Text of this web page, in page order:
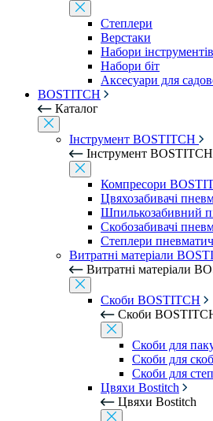
Степлери
Верстаки
Набори інструментів
Набори біт
Аксесуари для
BOSTITCH
Каталог
Інструмент BOSTITCH
Інструмент BOSTITCH
Компресори
Цвяхозабивачі
Шпилькозабивний
Скобозабивачі
Степлери
Витратні матеріали
Витратні матеріали
Скоби BOSTITCH
Скоби
Скоби для
Скоби для
Скоби для
Цвяхи Bostitch
Цвяхи Bostitch